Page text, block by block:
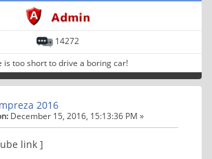
14272
is too short to drive a boring car!
2016
December 15, 2016, 15:13:36 PM »
link ]